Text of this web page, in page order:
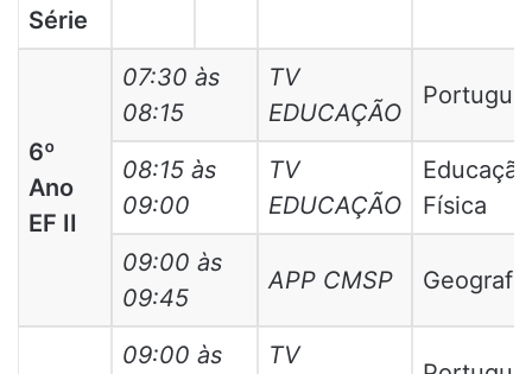
Série
6º
Ano
EF II
07:30 às
08:15
TV
EDUCAÇÃO
08:15 às
09:00
TV
EDUCAÇÃO
Educação
Física
09:00 às
09:45
APP CMSP Geografia
09:00 às
TV